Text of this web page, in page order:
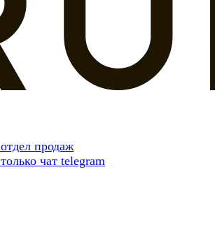
отдел продаж
только чат telegram